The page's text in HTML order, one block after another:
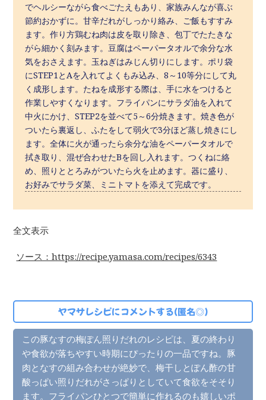
でヘルシーながら食べごたえもあり、家族みんなが喜ぶ
節約おかずに。甘辛だれがしっかり絡み、ご飯もすすみ
ます。作り方鶏むね肉は皮を取り除き、包丁でたたきな
がら細かく刻みます。豆腐はペーパータオルで余分な水
気をおさえます。玉ねぎはみじん切りにします。ポリ袋
にSTEP1とAを入れてよくもみ込み、8～10等分にして丸
く成形します。たねを成形する際は、手に水をつけると
作業しやすくなります。フライパンにサラダ油を入れて
中火にかけ、STEP2を並べて5～6分焼きます。焼き色が
ついたら裏返し、ふたをして弱火で3分ほど蒸し焼きにし
ます。全体に火が通ったら余分な油をペーパータオルで
拭き取り、混ぜ合わせたBを回し入れます。つくねに絡
め、照りととろみがついたら火を止めます。器に盛り、
お好みでサラダ菜、ミニトマトを添えて完成です。
全文表示
ソース：https://recipe.yamasa.com/recipes/6343
ヤマサレシピにコメントする(匿名◎)
この豚なすの梅ぽん照りだれのレシピは、夏の終わり
や食欲が落ちやすい時期にぴったりの一品ですね。豚
肉となすの組み合わせが絶妙で、梅干しとぽん酢の甘
酸っぱい照りだれがさっぱりとしていて食欲をそそり
ます。フライパンひとつで簡単に作れるのも嬉しいポ